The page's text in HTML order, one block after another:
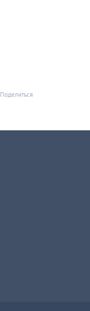
Поделиться